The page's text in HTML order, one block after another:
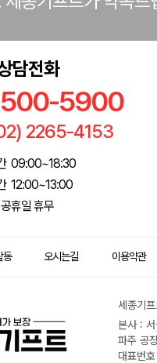
담전화
5900
2265-4153
09:00~18:30
12:00~13:00
휴일 휴무
동 오시는길 이용약관
세종기
본사 :
파주 공
대표번